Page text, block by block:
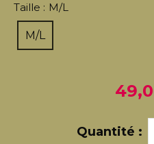
Taille : M/L
M/L
Quantité :